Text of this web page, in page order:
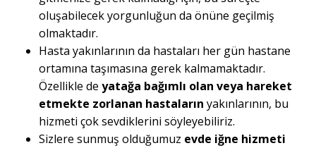
oluşabilecek yorgunluğun da önüne geçilmiş
olmaktadır.
Hasta yakınlarının da hastaları her gün hastane
ortamına taşımasına gerek kalmamaktadır.
Özellikle de yatağa bağımlı olan veya hareket
etmekte zorlanan hastaların yakınlarının, bu
hizmeti çok sevdiklerini söyleyebiliriz.
Sizlere sunmuş olduğumuz evde iğne hizmeti